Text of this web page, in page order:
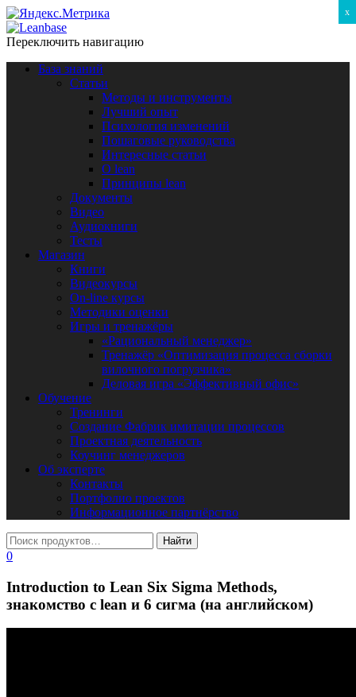
Переключить навигацию
База знаний
Статьи
Методы и инструменты
Лучший опыт
Психология изменений
Пошаговые руководства
Интересные статьи
O lean
Принципы lean
Документы
Видео
Аудиокниги
Тесты
Магазин
Книги
Видеокурсы
On-line курсы
Методики оценки
Игры и тренажёры
«Рациональный менеджер»
Тренажёр «Оптимизация процесса сборки
вилочного погрузчика»
Деловая игра «Эффективный офис»
Обучение
Тренинги
Создание Фабрик имитации процессов
Проектная деятельность
Коучинг менеджеров
Об эксперте
Контакты
Портфолио проектов
Информационное партнёрство
0
Introduction to Lean Six Sigma Methods,
знакомство с lean и 6 сигма (на английском)
x